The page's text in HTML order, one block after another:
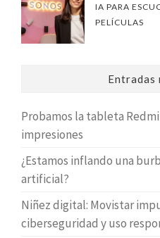
IA PARA
PELÍCULAS
Entradas
Probamos la tableta
impresiones
¿Estamos inflando una
artificial?
Niñez digital: Movistar
ciberseguridad y uso